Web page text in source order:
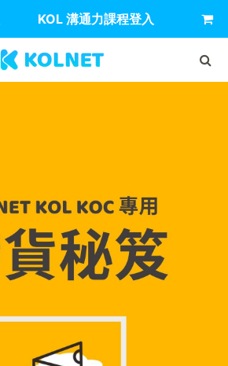
KOL 溝通力課程登入